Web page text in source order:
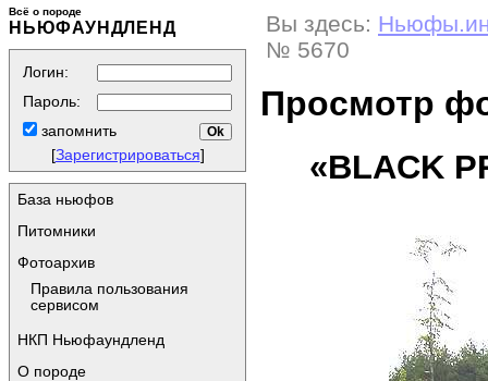
Всё о породе
НЬЮФАУНДЛЕНД
Логин:
Пароль:
запомнить
[Зарегистрироваться]
База ньюфов
Питомники
Фотоархив
Правила пользования
сервисом
НКП Ньюфаундленд
О породе
Вы здесь:
№ 5670
Просмотр
«BLACK